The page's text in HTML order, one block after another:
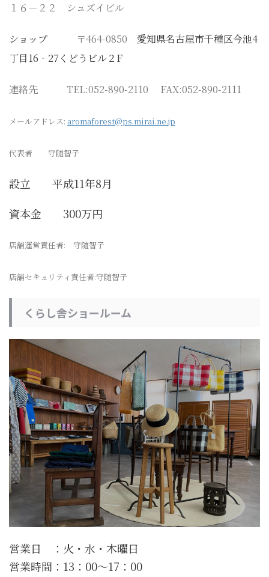
１６－２２ シュズイビル
ショップ 〒464-0850 愛知県名古屋市千種区今池4
丁目16‐27くどうビル２F
連絡先 TEL:052-890-2110 FAX:052-890-2111
メールアドレス: aromaforest@ps.mirai.ne.jp
代表者 守随智子
設立 平成11年8月
資本金 300万円
店舗運営責任者: 守随智子
店舗セキュリティ責任者:守随智子
くらし舎ショールーム
営業日 ：火・水・木曜日
営業時間：13：00～17：00